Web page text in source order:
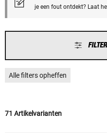
je een fout ontdekt? Laat
Alle filters opheffen
71 Artikelvarianten